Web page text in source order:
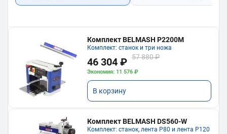
Комплект BELMASH P2200M
Комплект: станок и три ножа
46 304 ₽ 57 880 ₽
Экономия: 11 576 ₽
В корзину
Комплект BELMASH DS560-W
Комплект: станок, лента P80 и лента P120